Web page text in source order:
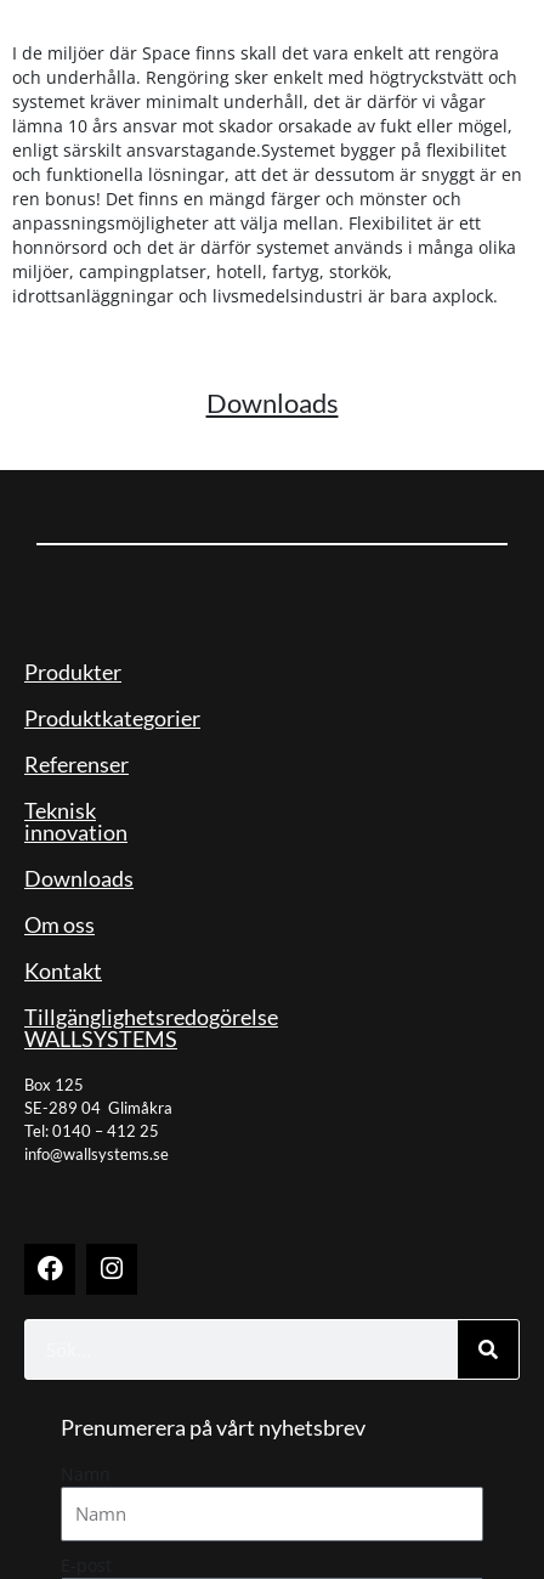
I de miljöer där Space finns skall det vara enkelt att rengöra
och underhålla. Rengöring sker enkelt med högtryckstvätt och
systemet kräver minimalt underhåll, det är därför vi vågar
lämna 10 års ansvar mot skador orsakade av fukt eller mögel,
enligt särskilt ansvarstagande.Systemet bygger på flexibilitet
och funktionella lösningar, att det är dessutom är snyggt är en
ren bonus! Det finns en mängd färger och mönster och
anpassningsmöjligheter att välja mellan. Flexibilitet är ett
honnörsord och det är därför systemet används i många olika
miljöer, campingplatser, hotell, fartyg, storkök,
idrottsanläggningar och livsmedelsindustri är bara axplock.
Downloads
Produkter
Produktkategorier
Referenser
Teknisk
innovation
Downloads
Om oss
Kontakt
Tillgänglighetsredogörelse
WALLSYSTEMS
Box 125
SE-289 04 Glimåkra
Tel: 0140 – 412 25
info@wallsystems.se
F
a
e
o
I
n
t
g
a
Sök
Prenumerera på vårt nyhetsbrev